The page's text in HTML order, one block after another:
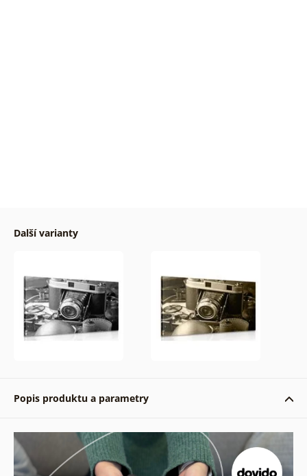
Další varianty
Popis produktu a parametry